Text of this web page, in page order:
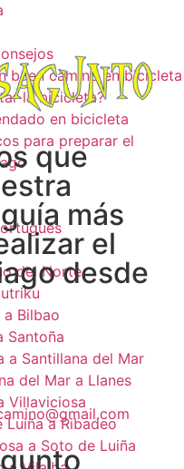
buen camino en bicicleta
la bicicleta?
en bicicleta
para preparar el
del Norte
Bilbao
Santoña
a Santillana del Mar
del Mar a Llanes
Villaviciosa
a Ribadeo
a Soto de Luiña
que
más
el
desde